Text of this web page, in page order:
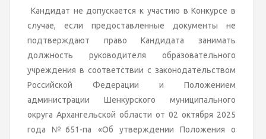
Кандидат не допускается к участию в Конкурсе в
случае, если предоставленные документы не
подтверждают право Кандидата занимать
должность руководителя образовательного
учреждения в соответствии с законодательством
Российской Федерации и Положением
администрации Шенкурского муниципального
округа Архангельской области от 02 октября 2025
года №651-па «Об утверждении Положения о